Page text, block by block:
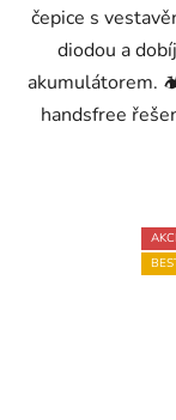
čepice s
diodou a
akumulátorem.
handsfree